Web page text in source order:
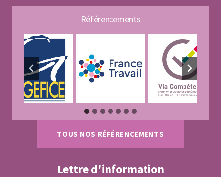
Référencements
TOUS NOS RÉFÉRENCEMENTS
Lettre d'information